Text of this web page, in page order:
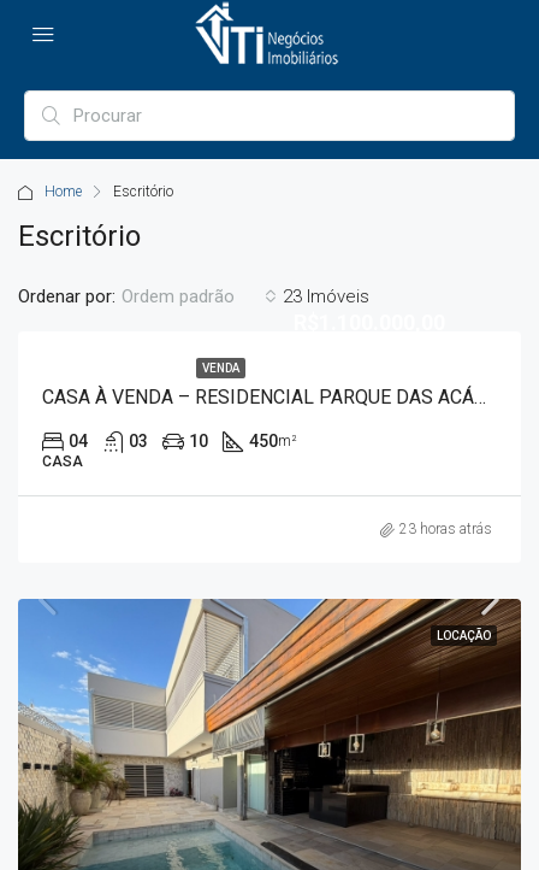
Home Escritório
Escritório
23 Imóveis
Ordenar por: Ordem padrão
VENDA
CASA À VENDA – RESIDENCIAL PARQUE DAS ACÁCIAS 5272
04 03 10 450m²
CASA
23 horas atrás
LOCAÇÃO